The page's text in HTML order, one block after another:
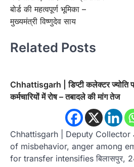
बोर्ड की महत्वपूर्ण भूमिका –
मुख्यमंत्री विष्णुदेव साय
Related Posts
Chhattisgarh | डिप्टी कलेक्टर ज्योति
कर्मचारियों में रोष – तबादले की मांग तेज
Chhattisgarh | Deputy Collector
of misbehavior, anger among
for transfer intensifies बिलासपुर,